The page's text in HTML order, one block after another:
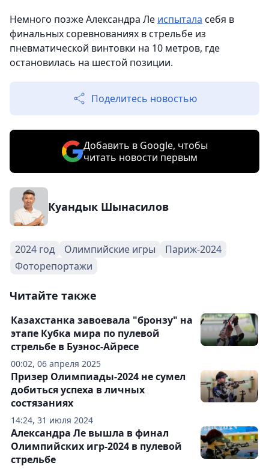
Немного позже Александра Ле испытала себя в
финальных соревнованиях в стрельбе из
пневматической винтовки на 10 метров, где
остановилась на шестой позиции.
Поделитесь новостью
Добавить в Google, чтобы
читать новости первым
Куандык Шынасилов
2024 год Олимпийские игры
Париж-2024
Фоторепортажи
Читайте также
00:02, 06 апреля 2025
Казахстанка завоевала "бронзу" на
этапе Кубка мира по пулевой
стрельбе в Буэнос-Айресе
14:24, 31 июля 2024
Призер Олимпиады-2024 не сумел
добиться успеха в личных
состязаниях
Александра Ле вышла в финал
Олимпийских игр-2024 в пулевой
стрельбе